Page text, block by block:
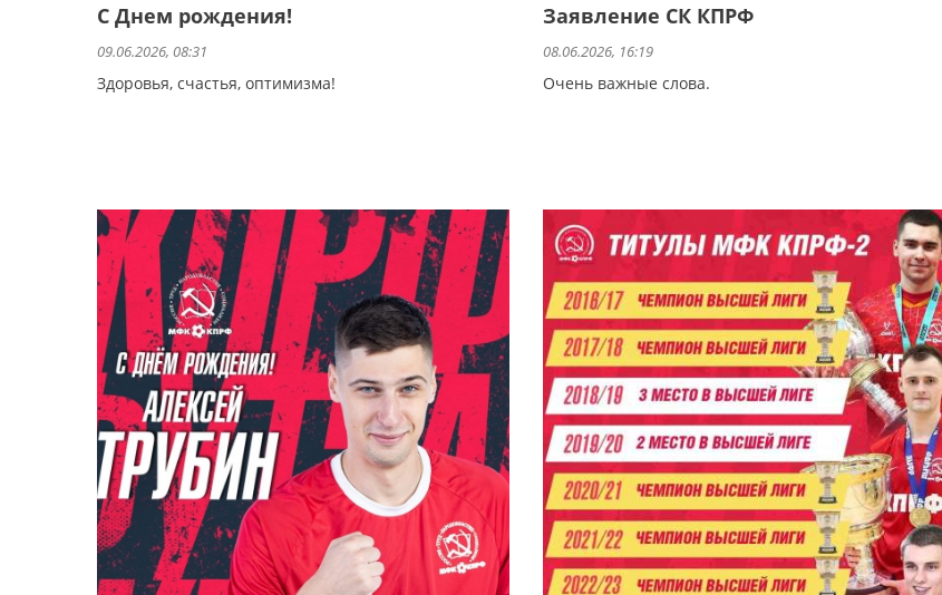
С Днем рождения!
09.06.2026, 08:31
Здоровья, счастья, оптимизма!
Заявление СК КПРФ
08.06.2026, 16:19
Очень важные слова.